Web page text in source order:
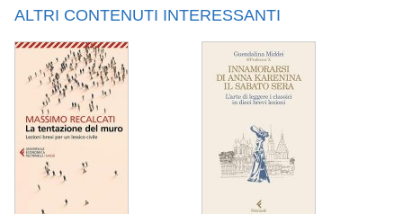
ALTRI CONTENUTI INTERESSANTI